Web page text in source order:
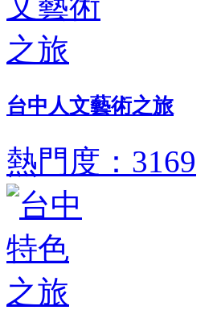
台中人文藝術之旅
熱門度：3169